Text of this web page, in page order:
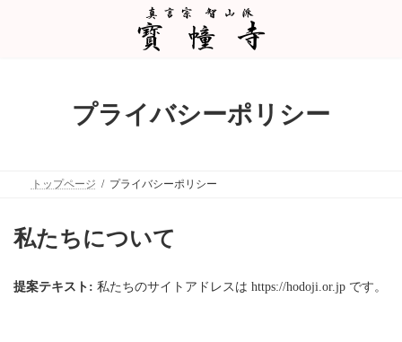
プライバシーポリシー
トップページ プライバシーポリシー
私たちについて
提案テキスト: 私たちのサイトアドレスは https://hodoji.or.jp です。